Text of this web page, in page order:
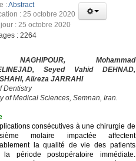
:Abstract
: 25 octobre 2020
jour : 25 octobre 2020
: 2264
Mohammad
Seyed Vahid DEHNAD,
Alireza JARRAHI
Dentistry
of Medical Sciences, Semnan, Iran.
consécutives à une chirurgie de
molaire impactée affectent
la qualité de vie des patients
la période postopératoire immédiate.